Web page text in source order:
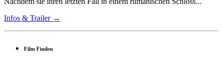
Infos & Trailer →
Film Finden